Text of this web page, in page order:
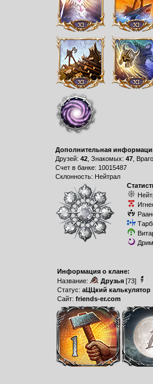
Дополнительная
Друзей: 42, Знакомых: 47,
Счет в банке: 10015487
Склонность: Нейтрал
Информация о клане:
Название:
Друзья[73]
Статус: аЦЦкий калькулятор
Сайт: friends-er.com